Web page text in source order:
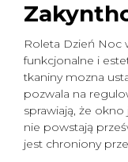
Roleta Dzień Noc
funkcjonalne i
tkaniny mozna
pozwala na
sprawiają, że
nie powstają
jest chroniony